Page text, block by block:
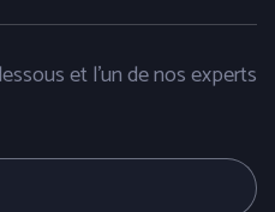
et l'un de nos experts